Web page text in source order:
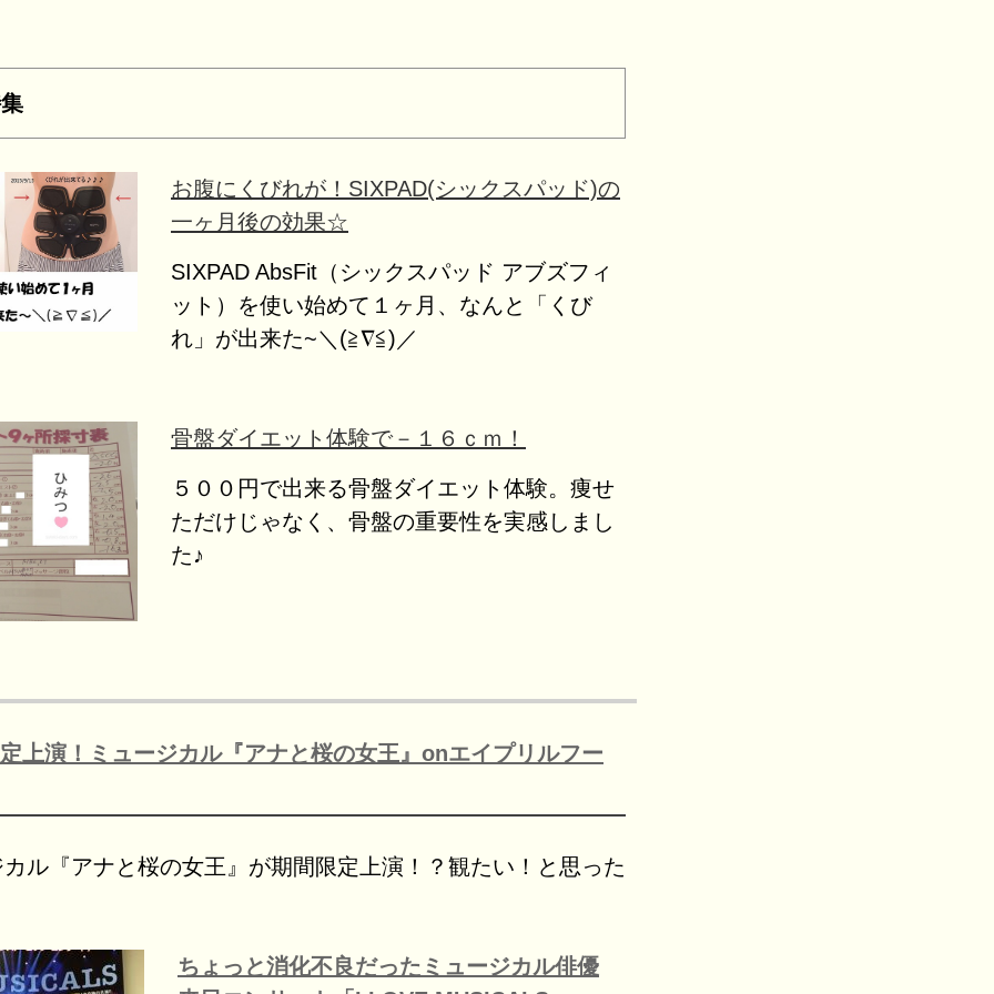
お腹にくびれが！SIXPAD(シックスパッド)の
一ヶ月後の効果☆
SIXPAD AbsFit（シックスパッド アブズフィ
ット）を使い始めて１ヶ月、なんと「くび
れ」が出来た~＼(≧∇≦)／
骨盤ダイエット体験で－１６ｃｍ！
５００円で出来る骨盤ダイエット体験。痩せ
ただけじゃなく、骨盤の重要性を実感しまし
た♪
上演！ミュージカル『アナと桜の女王』onエイプリルフー
ル『アナと桜の女王』が期間限定上演！？観たい！と思った
ちょっと消化不良だったミュージカル俳優